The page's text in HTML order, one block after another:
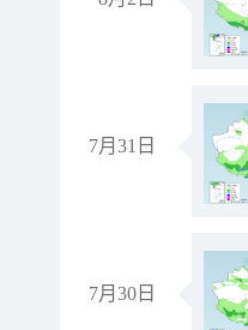
7月31日
7月30日